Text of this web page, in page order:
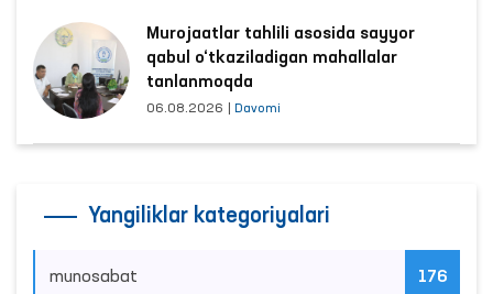
Murojaatlar tahlili asosida sayyor
qabul o‘tkaziladigan mahallalar
tanlanmoqda
06.08.2026 Davomi
Yangiliklar kategoriyalari
munosabat 176